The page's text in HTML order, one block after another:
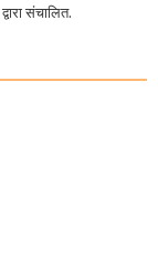
द्वारा संचालित.